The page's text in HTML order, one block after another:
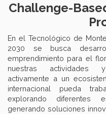
Challenge-
En el Tecnológico de
2030 se busca
emprendimiento para el
nuestras actividades
activamente a un
internacional pueda
explorando diferentes
generando soluciones